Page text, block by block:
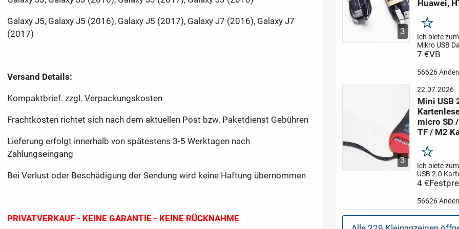
Galaxy J5, Galaxy J5 (2016), Galaxy J5 (2017), Galaxy J7 (2016), Galaxy J7
(2017)
Versand Details:
Kompaktbrief. zzgl. Verpackungskosten
Frachtkosten richtet sich nach dem aktuellen Post bzw. Paketdienst Gebühren
Lieferung erfolgt innerhalb von spätestens 3-5 Werktagen nach
Zahlungseingang
Bei Verlust oder Beschädigung der Sendung wird keine Haftung übernommen
PRIVATVERKAUF - KEINE GARANTIE - KEINE RÜCKNAHME
3
Huawei,
Merken
Ich biete
Mikro USB
Ladekabel f.
Blackberry
alle Geräte
einen
Anschluss
mit...
7 €VB
56626
3
22.07.2026
Mini USB
micro SD
TF / M2
Merken
Ich biete
USB 2.0
Stickfür
/ HC / TF / M2
Karten
Kartenleser
Schreibslot
4 €
56626